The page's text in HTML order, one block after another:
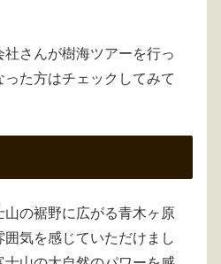
さんが樹海ツアーを行っ
た方はチェックしてみて
山の裾野に広がる青木ヶ原
気を感じていただけまし